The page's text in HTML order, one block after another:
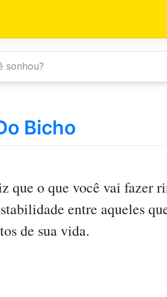
Bicho
que o que você vai fazer
entre aqueles
de sua vida.